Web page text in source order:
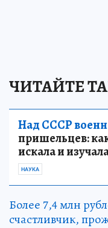
ЧИТАЙТЕ
Над СССР
пришельцев:
искала и
НАУКА
Более 7,4 млн
счастливчик,